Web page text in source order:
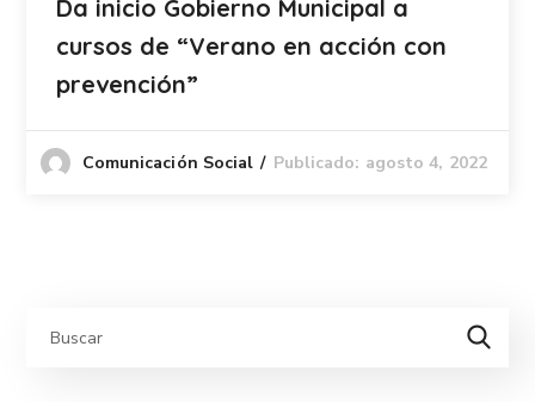
Da inicio Gobierno Municipal a
cursos de “Verano en acción con
prevención”
Comunicación Social Publicado: agosto 4, 2022